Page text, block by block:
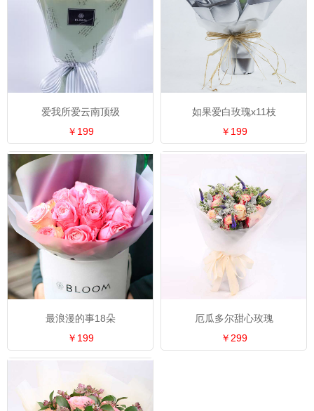
爱我所爱云南顶级
￥199
如果爱白玫瑰x11枝
￥199
最浪漫的事18朵
￥199
厄瓜多尔甜心玫瑰
￥299